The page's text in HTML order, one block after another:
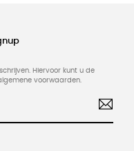
Hiervoor kunt u de
voorwaarden.